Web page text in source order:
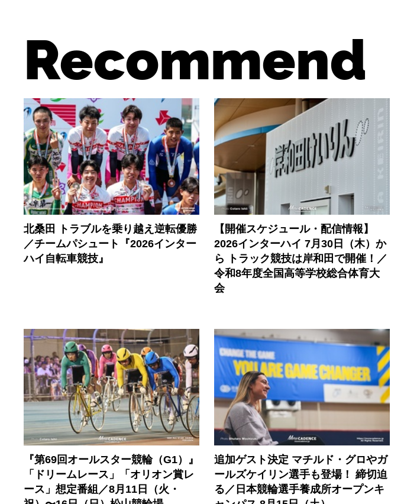
Recommend
北桑田 トラブルを乗り越え逆転優勝
／チームパシュート『2026インター
ハイ自転車競技』
【開催スケジュール・配信情報】
2026インターハイ 7月30日（木）か
ら トラック競技は岸和田で開催！／
令和8年度全国高等学校総合体育大
会
『第69回オールスター競輪（G1）』
「ドリームレース」「オリオン賞レ
ース」想定番組／8月11日（火・
追加ゲスト決定 マチルド・グロやガ
ールズケイリン選手も登場！ 締切迫
る／日本競輪選手養成所オープンキ